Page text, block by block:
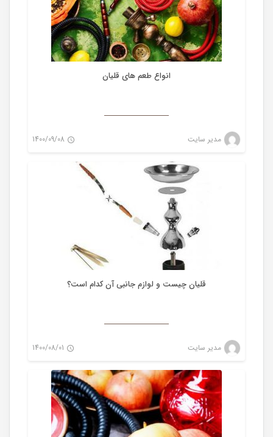
انواع طعم های قلیان
مدیر سایت 1400/09/08
0
لوازم جانبی قلیان
قلیان چیست و لوازم جانبی آن کدام است؟
مدیر سایت 1400/08/01
تنباکو